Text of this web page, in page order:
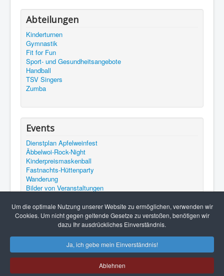
Abteilungen
Kinderturnen
Gymnastik
Fit for Fun
Sport- und Gesundheitsangebote
Handball
TSV Singers
Zumba
Events
Dienstplan Apfelweinfest
Äbbelwoi-Rock-Night
Kinderpreismaskenball
Fastnachts-Hüttenparty
Wanderung
Bilder von Veranstaltungen
Termine
Unser YouTube Channel
Beerfurther Apfelweinfest
Um die optimale Nutzung unserer Website zu ermöglichen, verwenden wir
Cookies. Um nicht gegen geltende Gesetze zu verstoßen, benötigen wir
dazu Ihr ausdrückliches Einverständnis.
Ja, ich gebe mein Einverständnis!
Ablehnen